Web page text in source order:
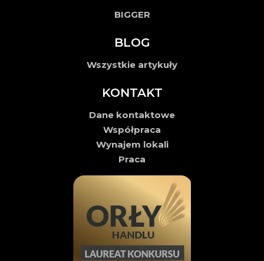
BIGGER
BLOG
Wszystkie artykuły
KONTAKT
Dane kontaktowe
Współpraca
Wynajem lokali
Praca